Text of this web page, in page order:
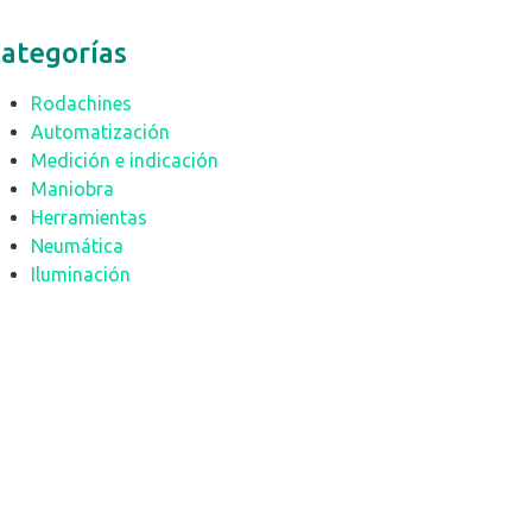
Rodachines
Automatización
Medición e indicación
Maniobra
Herramientas
Neumática
Iluminación